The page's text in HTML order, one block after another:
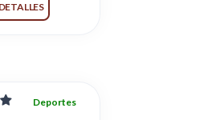
DETALLES
Deportes